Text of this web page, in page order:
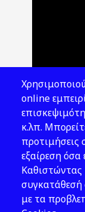
Main
online
κ.λπ.
προτιμήσεις
εξαίρεση όσα
Καθιστώντας
με τα